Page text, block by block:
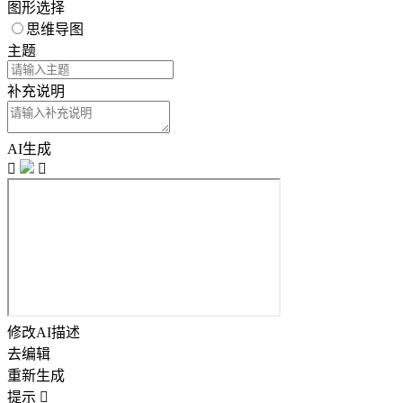
图形选择
思维导图
主题
补充说明
AI生成


修改AI描述
去编辑
重新生成
提示 